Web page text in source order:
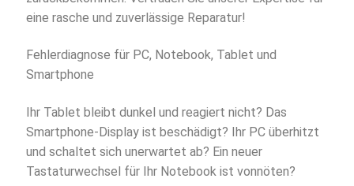
eine rasche und zuverlässige Reparatur!
Fehlerdiagnose für PC, Notebook, Tablet und
Smartphone
Ihr Tablet bleibt dunkel und reagiert nicht? Das
Smartphone-Display ist beschädigt? Ihr PC überhitzt
und schaltet sich unerwartet ab? Ein neuer
Tastaturwechsel für Ihr Notebook ist vonnöten?